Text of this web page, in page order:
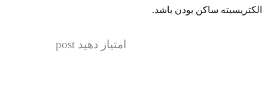
الکتریسیته ساکن بودن باشد.
امتیاز دهید post